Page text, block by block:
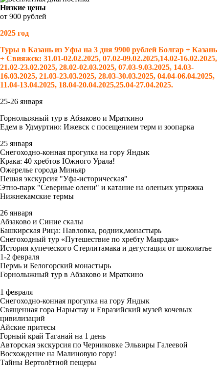
Низкие цены
от 900 рублей
2025 год
Туры в Казань из Уфы на 3 дня 9900 рублей Болгар + Казань
+ Свияжск: 31.01-02.02.2025, 07.02-09.02.2025,14.02-16.02.2025,
21.02-23.02.2025, 28.02-02.03.2025, 07.03-9.03.2025, 14.03-
16.03.2025, 21.03-23.03.2025, 28.03-30.03.2025, 04.04-06.04.2025,
11.04-13.04.2025, 18.04-20.04.2025,25.04-27.04.2025.
25-26 января
Горнолыжный тур в Абзаково и Мраткино
Едем в Удмуртию: Ижевск с посещением терм и зоопарка
25 января
Снегоходно-конная прогулка на гору Яндык
Крака: 40 хребтов Южного Урала!
Ожерелье города Миньяр
Пешая экскурсия "Уфа-историческая"
Этно-парк "Северные олени" и катание на оленьих упряжка
Нижнекамские термы
26 января
Абзаково и Синие скалы
Башкирская Рица: Павловка, родник,монастырь
Снегоходный тур «Путешествие по хребту Маярдак»
История купеческого Стерлитамака и дегустация от шоколатье
1-2 февраля
Пермь и Белогорский монастырь
Горнолыжный тур в Абзаково и Мраткино
1 февраля
Снегоходно-конная прогулка на гору Яндык
Священная гора Нарыстау и Евразийский музей кочевых
цивилизаций
Айские притесы
Горный край Таганай на 1 день
Авторская экскурсия по Черниковке Эльвиры Галеевой
Восхождение на Малиновую гору!
Тайны Вертолётной пещеры